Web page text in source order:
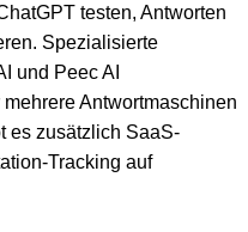
testen, Antworten
Spezialisierte
und Peec AI
Antwortmaschinen
es zusätzlich SaaS-
Tracking auf